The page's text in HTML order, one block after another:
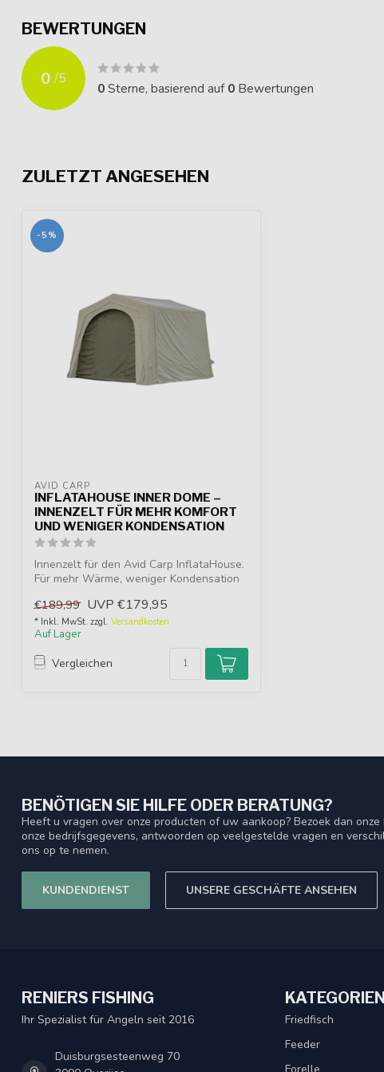
BEWERTUNGEN
0 /5
0Sterne, basierend auf0 Bewertungen
ZULETZT ANGESEHEN
-5%
AVID CARP
INFLATAHOUSE INNER DOME –
INNENZELT FÜR MEHR KOMFORT
UND WENIGER KONDENSATION
Innenzelt für den Avid Carp InflataHouse.
Für mehr Wärme, weniger Kondensation
€189,99 UVP €179,95
* Inkl. MwSt. zzgl. Versandkosten
Auf Lager
Vergleichen
BENÖTIGEN SIE HILFE ODER BERATUNG?
Heeft u vragen over onze producten of uw aankoop? Bezoek dan
onze bedrijfsgegevens, antwoorden op veelgestelde vragen en
ons op te nemen.
KUNDENDIENST UNSERE GESCHÄFTE ANSEHEN
RENIERS FISHING
Ihr Spezialist für Angeln seit 2016
Duisburgsesteenweg 70
KATEGORIEN
Friedfisch
Feeder
Forelle